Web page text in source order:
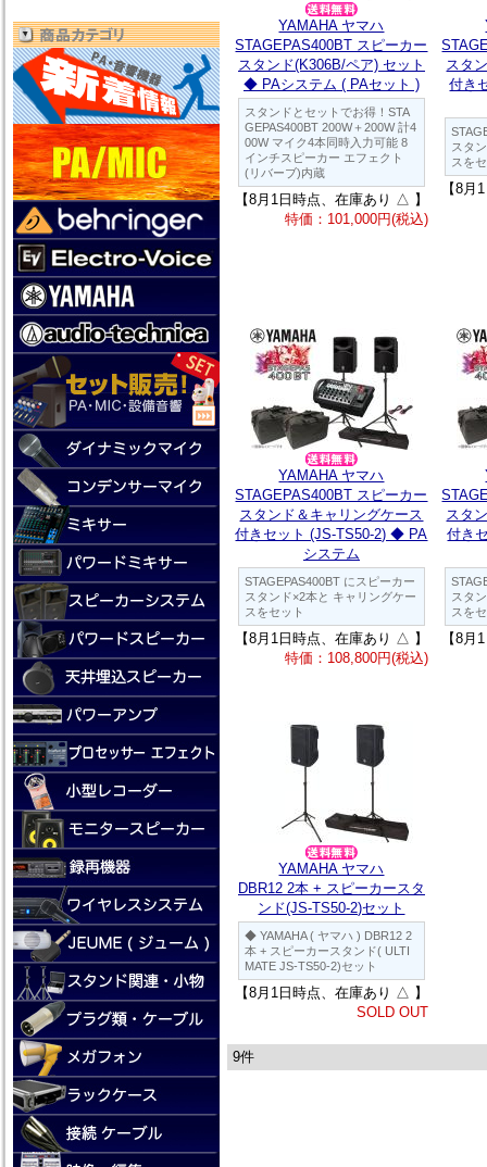
YAMAHA ヤマハ
STAGEPAS400BT スピーカー
スタンド(K306B/ペア) セット
◆ PAシステム ( PAセット )
スタンドとセットでお得！STA
GEPAS400BT 200W＋200W 計4
00W マイク4本同時入力可能 8
インチスピーカー エフェクト
(リバーブ)内蔵
【8月1日時点、在庫あり △ 】
特価：101,000円(税込)
スタ
付き
スタ
スを
【8
YAMAHA ヤマハ
STAGEPAS400BT スピーカー
スタンド＆キャリングケース
付きセット (JS-TS50-2) ◆ PA
システム
STAGEPAS400BT にスピーカー
スタンド×2本と キャリングケー
スをセット
【8月1日時点、在庫あり △ 】
特価：108,800円(税込)
スタ
付き
スタ
スを
【8
YAMAHA ヤマハ
DBR12 2本 + スピーカースタ
ンド(JS-TS50-2)セット
◆ YAMAHA ( ヤマハ ) DBR12 2
本 + スピーカースタンド( ULTI
MATE JS-TS50-2)セット
【8月1日時点、在庫あり △ 】
SOLD OUT
9件